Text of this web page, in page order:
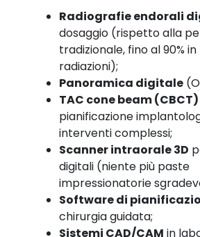
Radiografie endorali
dosaggio (rispetto alla
tradizionale, fino al 90%
radiazioni);
Panoramica digitale
TAC cone beam (CBCT)
pianificazione
interventi complessi;
Scanner intraorale 3D
digitali (niente più paste
impressionatorie
Software di
chirurgia guidata;
Sistemi CAD/CAM in